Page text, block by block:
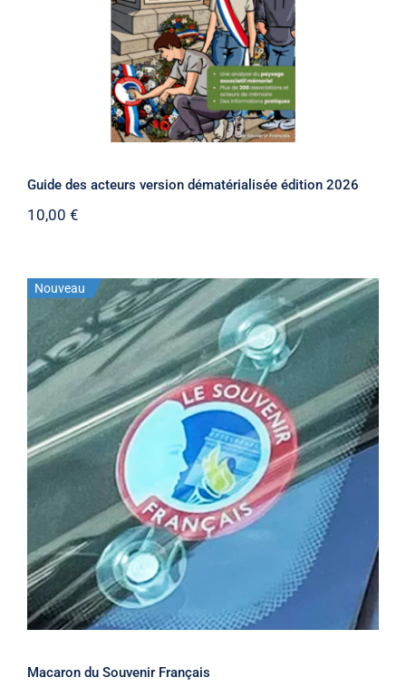
Guide des acteurs version dématérialisée édition 2026
10,00 €
Nouveau
Macaron du Souvenir Français
Macaron du Souvenir Français